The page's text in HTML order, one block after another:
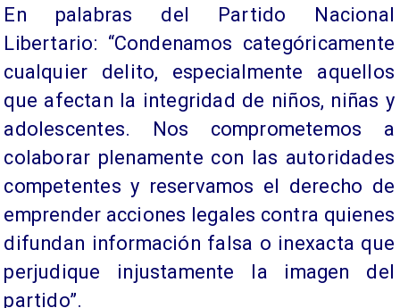
En palabras del Partido Nacional
Libertario: “Condenamos categóricamente
cualquier delito, especialmente aquellos
que afectan la integridad de niños, niñas y
adolescentes. Nos comprometemos a
colaborar plenamente con las autoridades
competentes y reservamos el derecho de
emprender acciones legales contra quienes
difundan información falsa o inexacta que
perjudique injustamente la imagen del
partido”.